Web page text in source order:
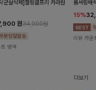
/군살삭제]젤링클프리 카라원
원34,000원
영역
롬셔링배
15%
리뷰 카운
더보기